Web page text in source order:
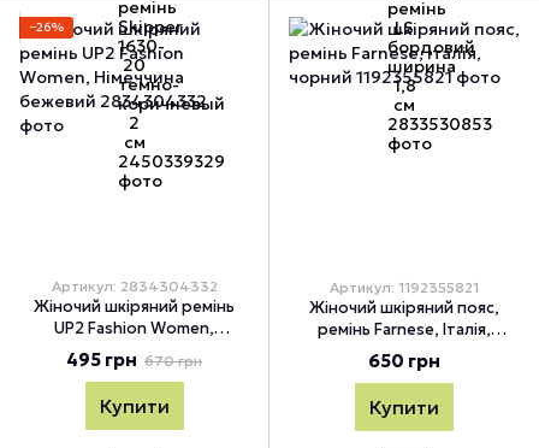
−26%
Артикул: 2834304332
Жіночий шкіряний ремінь
UP2 Fashion Women,
Німеччина бежевий,
Бежевий
495 грн 670 грн
Купити
Артикул: 1192355821
Жіночий шкіряний пояс,
ремінь Farnese, Італія,
чорний
650 грн
Купити